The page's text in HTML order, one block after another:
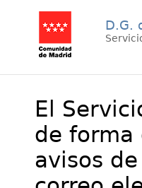
D.G.
El
de forma
avisos de